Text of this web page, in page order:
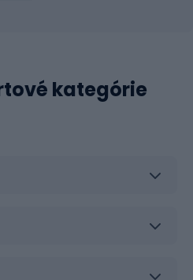
kategórie